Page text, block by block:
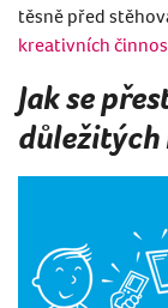
těsně před
kreativních
Jak se